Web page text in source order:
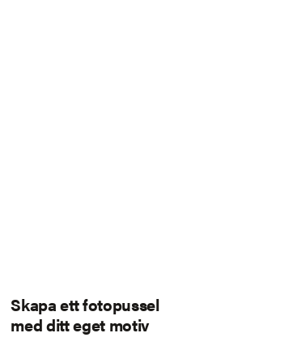
Skapa ett fotopussel
med ditt eget motiv